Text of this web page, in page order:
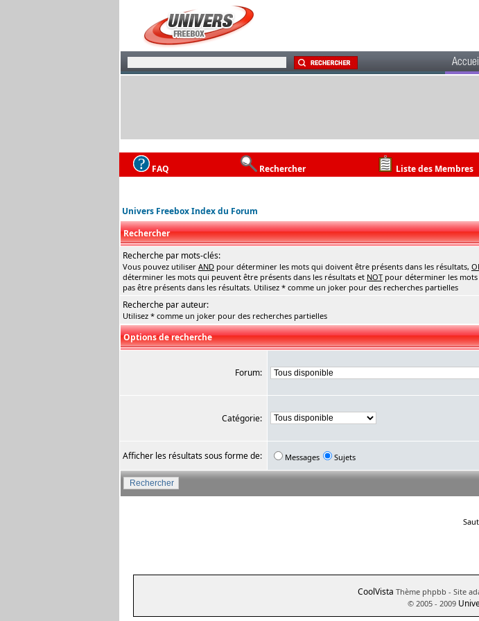
FAQ Rechercher Liste des Membres
Univers Freebox Index du Forum
Rechercher
Recherche par mots-clés:
Vous pouvez utiliser AND pour déterminer les mots qui doivent être présents dans les résultats,
déterminer les mots qui peuvent être présents dans les résultats et NOT pour déterminer les
pas être présents dans les résultats. Utilisez * comme un joker pour des recherches partielles
Recherche par auteur:
Utilisez * comme un joker pour des recherches partielles
Options de recherche
Forum:
Catégorie:
Afficher les résultats sous forme de: Messages Sujets
CoolVista Thème phpbb - Site
© 2005 - 2009